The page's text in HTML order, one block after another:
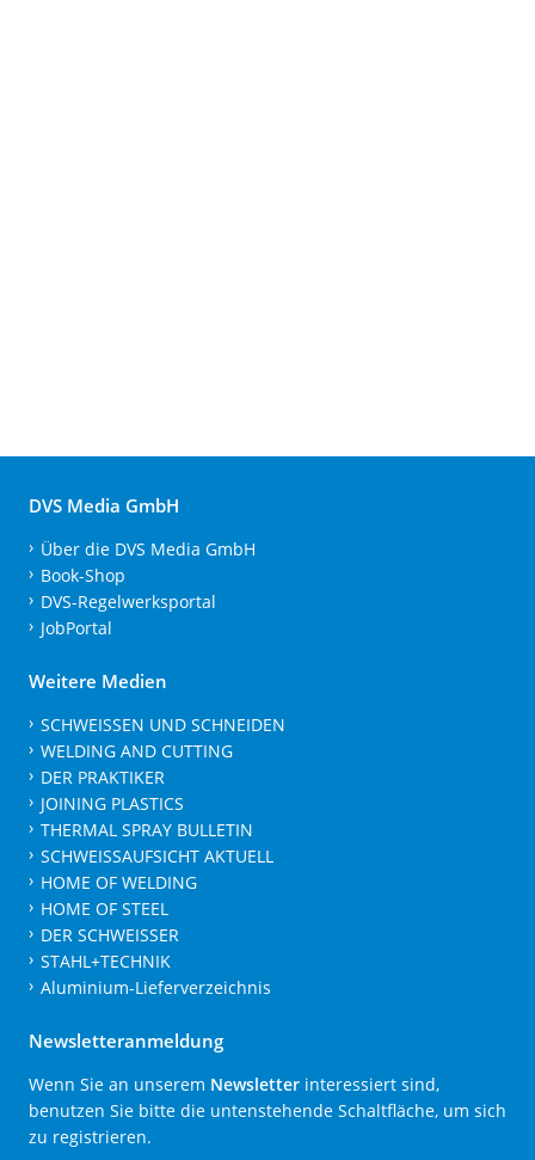
DVS Media GmbH
Über die DVS Media GmbH
Book-Shop
DVS-Regelwerksportal
JobPortal
Weitere Medien
SCHWEISSEN UND SCHNEIDEN
WELDING AND CUTTING
DER PRAKTIKER
JOINING PLASTICS
THERMAL SPRAY BULLETIN
SCHWEISSAUFSICHT AKTUELL
HOME OF WELDING
HOME OF STEEL
DER SCHWEISSER
STAHL+TECHNIK
Aluminium-Lieferverzeichnis
Newsletteranmeldung
Wenn Sie an unserem Newsletter interessiert sind,
benutzen Sie bitte die untenstehende Schaltfläche, um sich
zu registrieren.